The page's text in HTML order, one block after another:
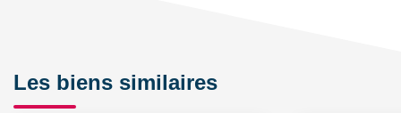
Les biens similaires